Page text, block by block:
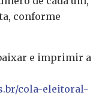
conforme
e imprimir a
cola-eleitoral-